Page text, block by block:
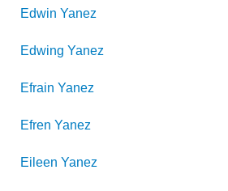
Edwin Yanez
Edwing Yanez
Efrain Yanez
Efren Yanez
Eileen Yanez